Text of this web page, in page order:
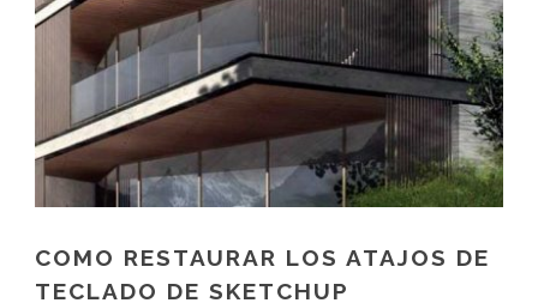
COMO RESTAURAR LOS ATAJOS DE
TECLADO DE SKETCHUP